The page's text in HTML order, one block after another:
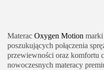
Materac Oxygen Motion marki
poszukujących połączenia
przewiewności oraz komfortu
nowoczesnych materacy